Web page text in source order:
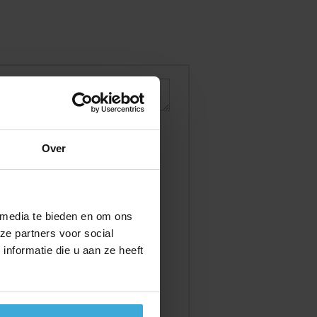
Over
te bieden en om ons
partners voor social
die u aan ze heeft